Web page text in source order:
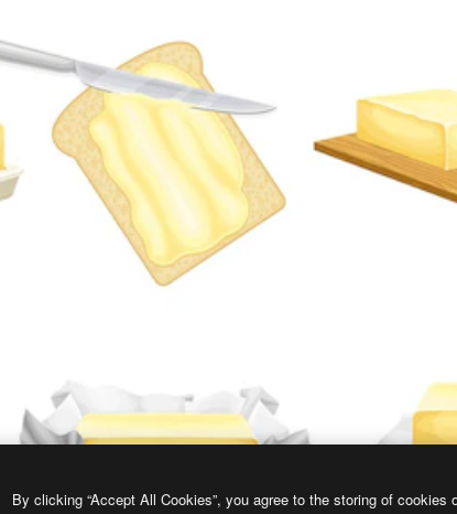
By clicking “Accept All Cookies”, you agree to the storing of cookies